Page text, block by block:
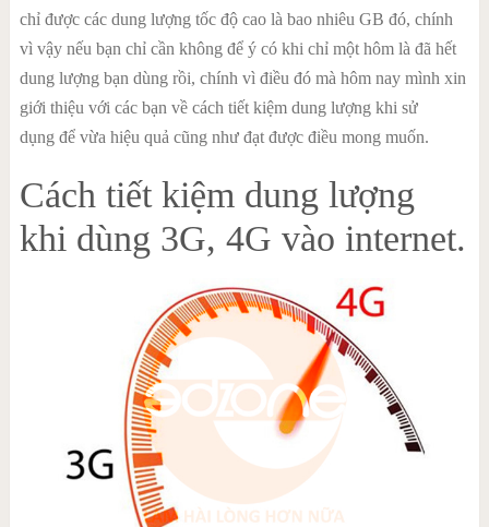
chỉ được các dung lượng tốc độ cao là bao nhiêu GB đó, chính
vì vậy nếu bạn chỉ cần không để ý có khi chỉ một hôm là đã hết
dung lượng bạn dùng rồi, chính vì điều đó mà hôm nay mình xin
giới thiệu với các bạn về cách tiết kiệm dung lượng khi sử
dụng để vừa hiệu quả cũng như đạt được điều mong muốn.
Cách tiết kiệm dung lượng
khi dùng 3G, 4G vào internet.